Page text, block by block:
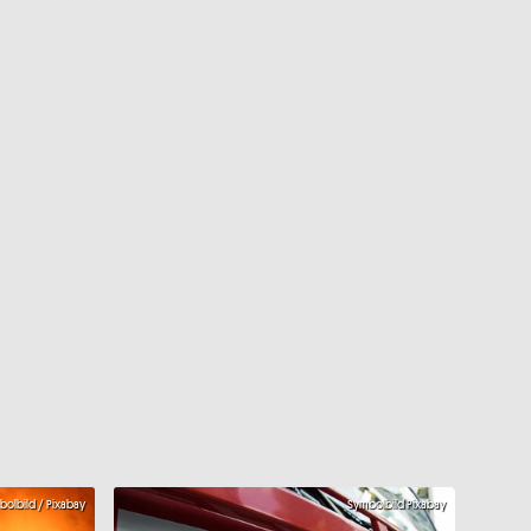
/ Pixabay Symbolbild Pixabay